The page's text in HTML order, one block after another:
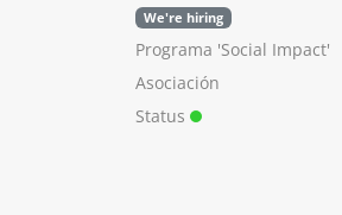
We're hiring
Programa 'Social Impact'
Asociación
Status